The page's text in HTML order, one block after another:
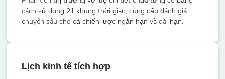
cách sử dụng 21 khung thời gian, cung cấp đánh giá
chuyên sâu cho cả chiến lược ngắn hạn và dài hạn.
Lịch kinh tế tích hợp